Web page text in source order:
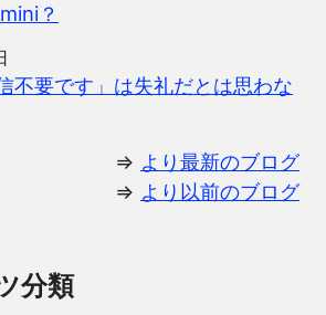
？
不要です」は失礼だとは思わな
⇒ より最新のブログ
⇒ より以前のブログ
分類